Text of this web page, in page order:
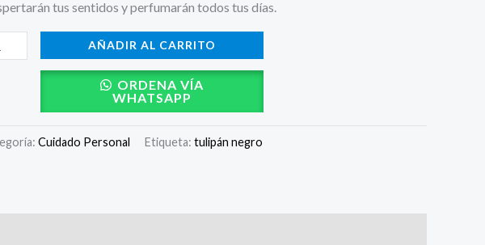
tus sentidos y perfumarán todos tus días.
AÑADIR AL CARRITO
ORDENA VÍA
WHATSAPP
Cuidado Personal Etiqueta: tulipán negro